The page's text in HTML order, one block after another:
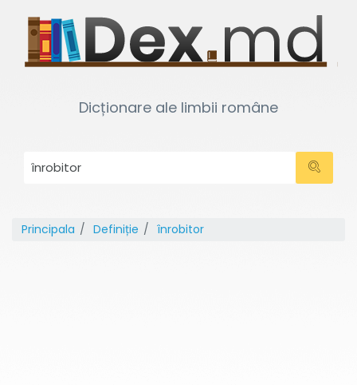
Dicționare ale limbii române
Principala Definiție înrobitor